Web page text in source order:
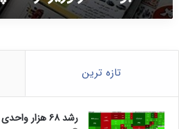
ن
ب
ا
ر
ا
و
تازه ترین
رشد ۶۸ هزار واحدی شاخص کل بورس